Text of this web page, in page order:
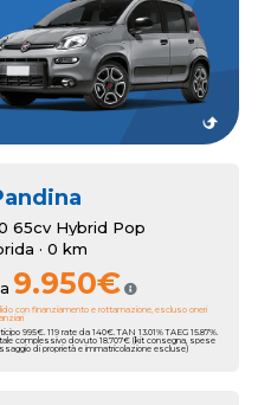
al momento dell'acquisto
valutazione aggiuntiva fino
Romana Auto ha pensato a
zero!
65cv Hybrid Pop
· 0 km
9.950€
con finanziamento e rottamazione, escluso oneri
995€. 119 rate da 140€. TAN 13.01% TAEG 15.87%.
complessivo dovuto 18.707€ (kit consegna, spese
di proprietà e immatricolazione escluse)